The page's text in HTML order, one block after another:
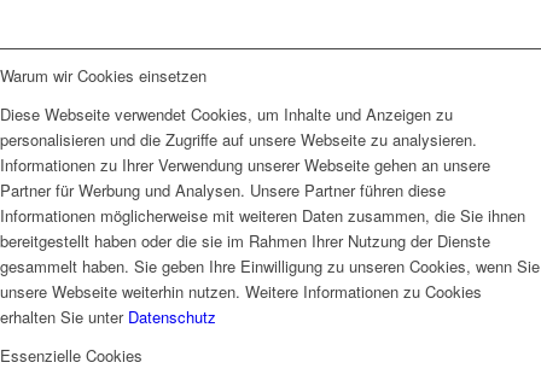
Warum wir Cookies einsetzen
Diese Webseite verwendet Cookies, um Inhalte und Anzeigen zu
personalisieren und die Zugriffe auf unsere Webseite zu analysieren.
Informationen zu Ihrer Verwendung unserer Webseite gehen an unsere
Partner für Werbung und Analysen. Unsere Partner führen diese
Informationen möglicherweise mit weiteren Daten zusammen, die Sie ihnen
bereitgestellt haben oder die sie im Rahmen Ihrer Nutzung der Dienste
gesammelt haben. Sie geben Ihre Einwilligung zu unseren Cookies, wenn Sie
unsere Webseite weiterhin nutzen. Weitere Informationen zu Cookies
erhalten Sie unter Datenschutz
Essenzielle Cookies